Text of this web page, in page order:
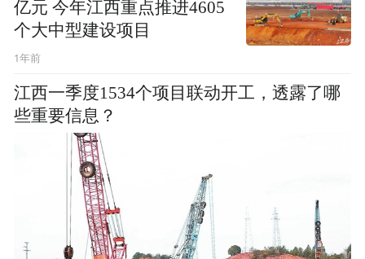
亿元 今年江西重点推进4605
个大中型建设项目
1年前
江西一季度1534个项目联动开工，透露了哪
些重要信息？